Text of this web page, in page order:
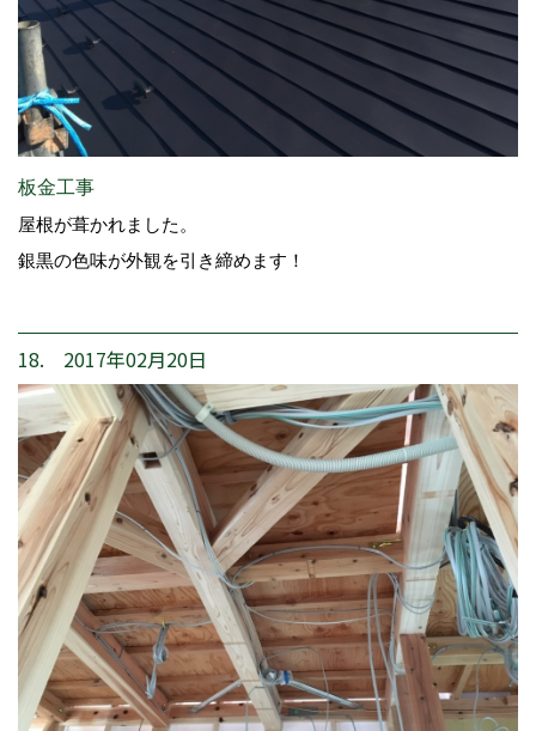
板金工事
屋根が葺かれました。
銀黒の色味が外観を引き締めます！
18. 2017年02月20日